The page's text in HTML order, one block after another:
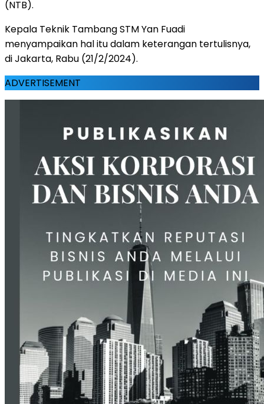
(NTB).
Kepala Teknik Tambang STM Yan Fuadi
menyampaikan hal itu dalam keterangan tertulisnya,
di Jakarta, Rabu (21/2/2024).
ADVERTISEMENT